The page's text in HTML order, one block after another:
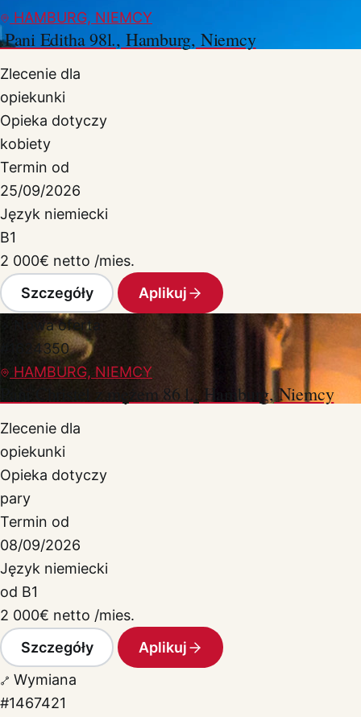
HAMBURG, NIEMCY
.Pani Editha 98l., Hamburg, Niemcy
Zlecenie dla
opiekunki
Opieka dotyczy
kobiety
Termin od
25/09/2026
Język niemiecki
B1
2 000€ netto /mies.
Szczegóły
Aplikuj
Nowa oferta
#1624350
HAMBURG, NIEMCY
Pani Christel z mężem 86 l., Hamburg, Niemcy
Zlecenie dla
opiekunki
Opieka dotyczy
pary
Termin od
08/09/2026
Język niemiecki
od B1
2 000€ netto /mies.
Szczegóły
Aplikuj
Wymiana
#1467421